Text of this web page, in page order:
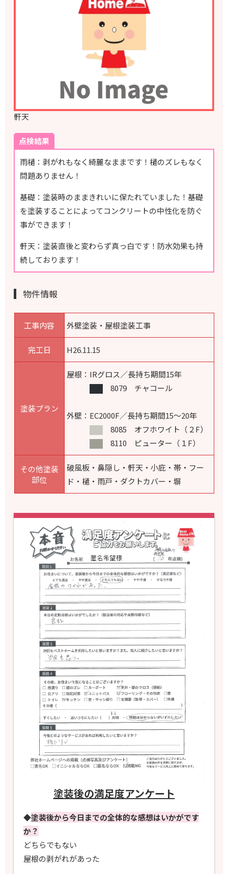
軒天
点検結果
雨樋：剥がれもなく綺麗なままです！樋のズレもなく
問題ありません！
基礎：塗装時のままきれいに保たれていました！基礎
を塗装することによってコンクリートの中性化を防ぐ
事ができます！
軒天：塗装直後と変わらず真っ白です！防水効果も持
続しております！
物件情報
工事内容 外壁塗装・屋根塗装工事
完工日 H26.11.15
塗装プラン
屋根：IRグロス／長持ち期間15年
8079 チャコール
外壁：EC2000F／長持ち期間15～20年
8085 オフホワイト（２F）
8110 ピューター（１F）
その他塗装
部位
破風板・鼻隠し・軒天・小庇・帯・フー
ド・ 樋・雨戸・ダクトカバー・塀
塗装後の満足度アンケート
◆塗装後から今日までの全体的な感想はいかがです
か？
どちらでもない
屋根の剥がれがあった